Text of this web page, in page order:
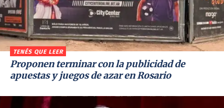
TENÉS QUE LEER
Proponen terminar con la publicidad de
apuestas y juegos de azar en Rosario